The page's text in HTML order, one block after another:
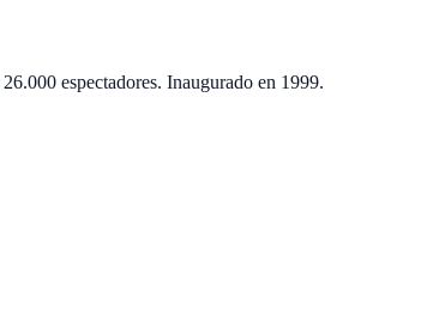
26.000 espectadores. Inaugurado en 1999.